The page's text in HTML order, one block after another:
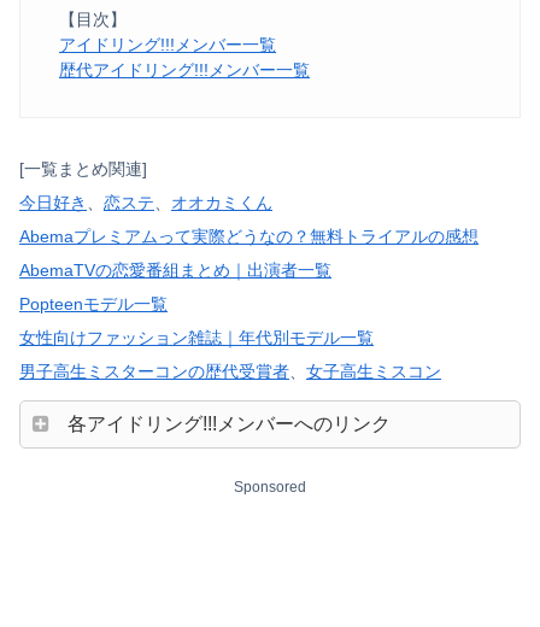
【目次】
アイドリング!!!メンバー一覧
歴代アイドリング!!!メンバー一覧
[一覧まとめ関連]
今日好き
恋ステ
オオカミくん
Abemaプレミアムって実際どうなの？無料トライアルの感想
AbemaTVの恋愛番組まとめ｜出演者一覧
Popteenモデル一覧
女性向けファッション雑誌｜年代別モデル一覧
男子高生ミスターコンの歴代受賞者
女子高生ミスコン
各アイドリング!!!メンバーへのリンク
Sponsored